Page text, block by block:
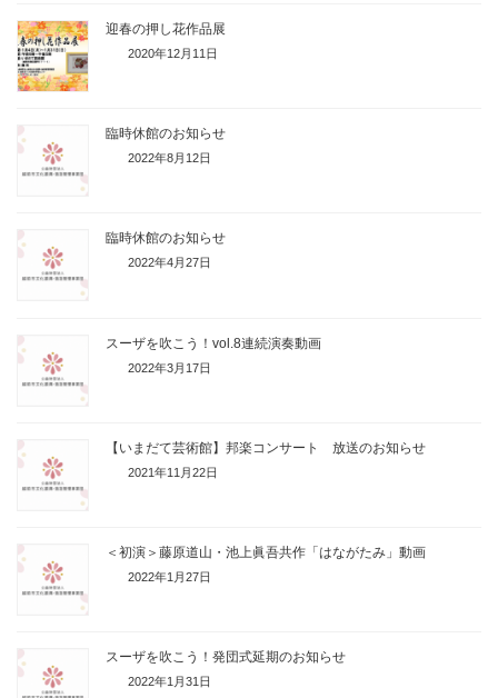
迎春の押し花作品展
2020年12月11日
臨時休館のお知らせ
2022年8月12日
臨時休館のお知らせ
2022年4月27日
スーザを吹こう！vol.8連続演奏動画
2022年3月17日
【いまだて芸術館】邦楽コンサート 放送のお知らせ
2021年11月22日
＜初演＞藤原道山・池上眞吾共作「はながたみ」動画
2022年1月27日
スーザを吹こう！発団式延期のお知らせ
2022年1月31日